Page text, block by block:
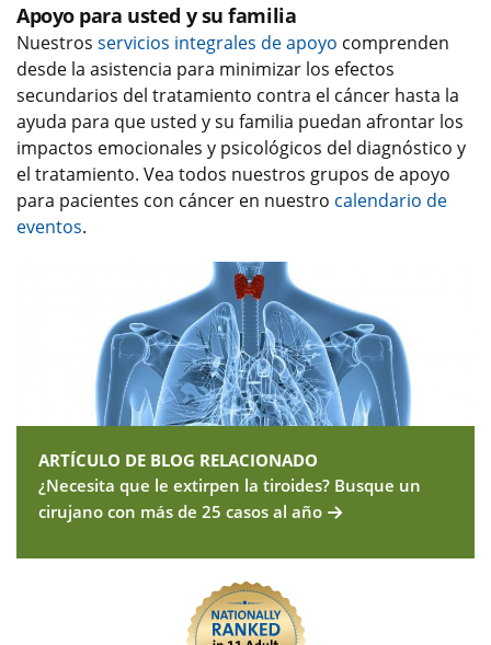
Apoyo para usted y su familia
Nuestros servicios integrales de apoyo comprenden
desde la asistencia para minimizar los efectos
secundarios del tratamiento contra el cáncer hasta la
ayuda para que usted y su familia puedan afrontar los
impactos emocionales y psicológicos del diagnóstico y
el tratamiento. Vea todos nuestros grupos de apoyo
para pacientes con cáncer en nuestro calendario de
eventos.
ARTÍCULO DE BLOG RELACIONADO
¿Necesita que le extirpen la tiroides? Busque un
cirujano con más de 25 casos al año